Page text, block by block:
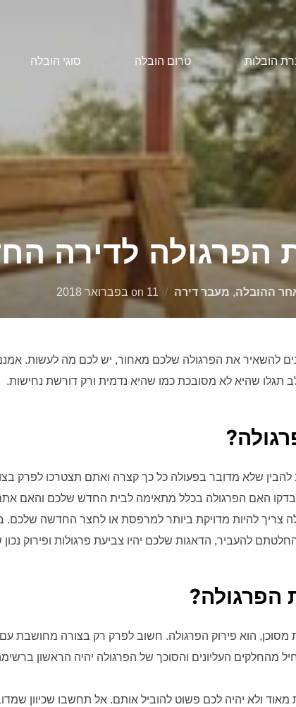
הובלות טרום הובלה סוגי הובלה
הפרגולה לדירה
ההובלה, מעבר דירה on
Posted 11 בפברואר 2018
להשאיר את הפרגולה שלכם מאחור, יש לכם מה לעשות.
שהיא לא מסובכת כמו שהיא נדמית ורק דורשת נחישות.
שלא מדובר בפעולה כל כך קצרה ואתם תצטרכו לפרק
האם הפרגולה בכלל מתאימה לבית החדש שלכם והאם
צריך להיות מדויקת ביותר למרפסת או לחצר החדשה
להעביר, הדאגות שלכם יהיו צביעת פרגולות ופירוק
מסוכן, הוא פירוק הפרגולה. חשוב לפרק רק בצורה מחושבת
מהחלקים העליונים והסוכך של הפרגולה יהיה הראשון
מאוד ולא יהיה לכם פשוט להוביל אותם. אל תחשבו שכיוון